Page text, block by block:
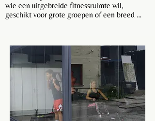
wie een uitgebreide fitnessruimte wil,
geschikt voor grote groepen of een breed
omgeving voor intensieve trainingen, ideaal
voor bedrijven, sportteams of multifunctioneel
gebruik.
Deze container is volledig geïsoleerd en
voorzien van verwarming en airconditioning,
zodat je altijd in een comfortabele omgeving
traint, ongeacht de weersomstandigheden.